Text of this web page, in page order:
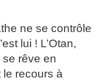
ne se contrôle
lui ! L’Otan,
se rêve en
le recours à